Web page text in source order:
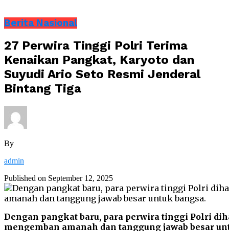
Berita Nasional
27 Perwira Tinggi Polri Terima
Kenaikan Pangkat, Karyoto dan
Suyudi Ario Seto Resmi Jenderal
Bintang Tiga
By
admin
Published on September 12, 2025
Dengan pangkat baru, para perwira tinggi Polri
mengemban amanah dan tanggung jawab besar